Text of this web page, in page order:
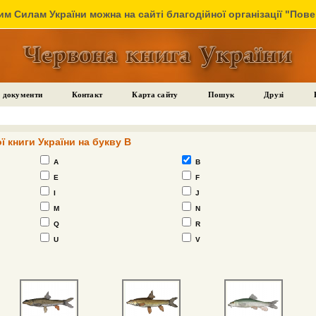
України можна на сайті благодійної організації
документи Контакт Карта сайту Пошук Друзі
книги України на букву B
A
B
E
F
I
J
M
N
Q
R
U
V